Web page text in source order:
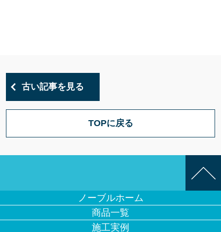
古い記事を見る
TOPに戻る
ノーブルホーム
商品一覧
施工実例